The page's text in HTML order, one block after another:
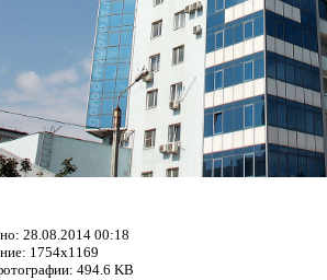
28.08.2014 00:18
1754x1169
494.6 KB